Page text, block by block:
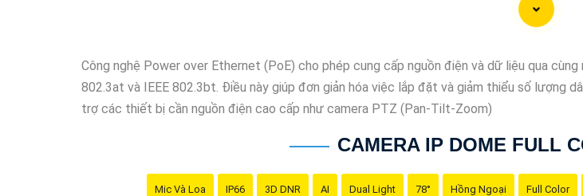
Công nghệ Power over Ethernet (PoE) cho phép cung cấp nguồn điện và dữ liệu qua
802.3at và IEEE 802.3bt. Điều này giúp đơn giản hóa việc lắp đặt và giảm thiểu số
trợ các thiết bị cần nguồn điện cao cấp như camera PTZ (Pan-Tilt-Zoom)
CAMERA IP DOME FULL
Mic Và Loa IP66 3D DNR AI Dual Light 78° Hồng Ngoại Full Color